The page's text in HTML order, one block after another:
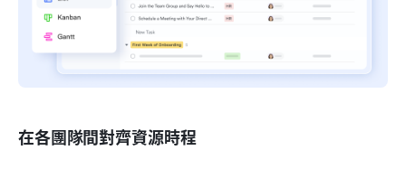
在各團隊間對齊資源時程